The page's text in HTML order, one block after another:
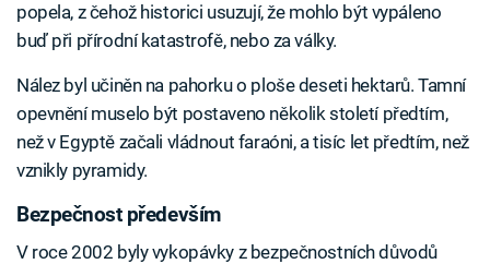
popela, z čehož historici usuzují, že mohlo být vypáleno
buď při přírodní katastrofě, nebo za války.
Nález byl učiněn na pahorku o ploše deseti hektarů. Tamní
opevnění muselo být postaveno několik století předtím,
než v Egyptě začali vládnout faraóni, a tisíc let předtím, než
vznikly pyramidy.
Bezpečnost především
V roce 2002 byly vykopávky z bezpečnostních důvodů